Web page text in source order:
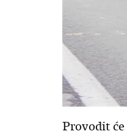
Provodit